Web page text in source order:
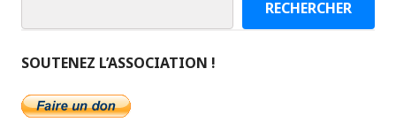
RECHERCHER
SOUTENEZ L’ASSOCIATION !